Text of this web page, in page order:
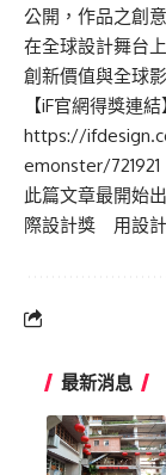
公開，作品之創
在全球設計舞台
創新價值與全球
【iF官網得獎連結
https://
emonster/721921
此篇文章最開始
際設計獎 用設
最新消息